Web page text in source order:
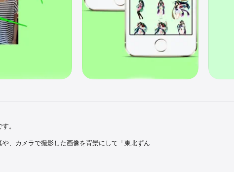
。
、カメラで撮影した画像を背景にして「東北ずん